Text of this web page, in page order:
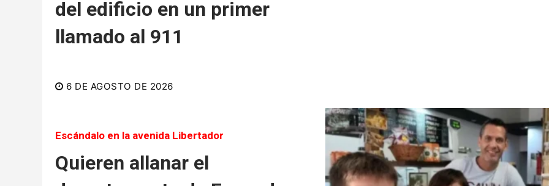
del edificio en un primer
llamado al 911
6 DE AGOSTO DE 2026
Escándalo en la avenida Libertador
Quieren allanar el